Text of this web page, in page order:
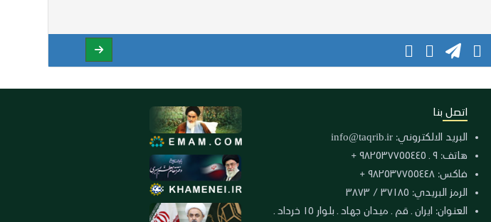
اتصل بنا
البريد الالكتروني: info@taqrib.ir
هاتف: ٩ ـ ٩٨٢٥٣٧٧٥٥٤٤٥ +
فاكس: ٩٨٢٥٣٧٧٥٥٤٤٨ +
الرمز البريدي: ٣٧١٨٥ / ٣٨٧٣
العنوان: ايران ـ قم ـ ميدان جهاد ـ بلوار ١٥ خرداد ـ